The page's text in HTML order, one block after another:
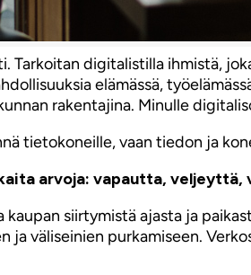
Tarkoitan digitalistilla ihmistä,
elämässä,
rakentajina. Minulle
tietokoneille, vaan tiedon ja
arvoja: vapautta,
siirtymistä ajasta ja
ja väliseinien purkamiseen.